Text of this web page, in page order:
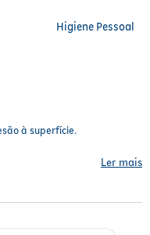
Higiene Pessoal
à superfície.
Ler mais